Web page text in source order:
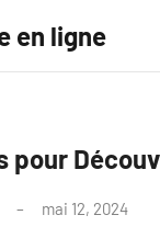
en ligne
pour
mai 12, 2024